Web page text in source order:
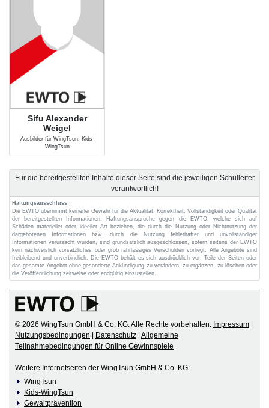
Sifu Alexander
Weigel
Ausbilder für WingTsun, Kids-
WingTsun
Für die bereitgestellten Inhalte dieser Seite sind die jeweiligen Schulleiter
verantwortlich!
Haftungsausschluss:
Die EWTO übernimmt keinerlei Gewähr für die Aktualität, Korrektheit, Vollständigkeit oder Qualität
der bereitgestellten Informationen. Haftungsansprüche gegen die EWTO, welche sich auf
Schäden materieller oder ideeller Art beziehen, die durch die Nutzung oder Nichtnutzung der
dargebotenen Informationen bzw. durch die Nutzung fehlerhafter und unvollständiger
Informationen verursacht wurden, sind grundsätzlich ausgeschlossen, sofern seitens der EWTO
kein nachweislich vorsätzliches oder grob fahrlässiges Verschulden vorliegt. Alle Angebote sind
freibleibend und unverbindlich. Die EWTO behält es sich ausdrücklich vor, Teile der Seiten oder
das gesamte Angebot ohne gesonderte Ankündigung zu verändern, zu ergänzen, zu löschen oder
die Veröffentlichung zeitweise oder endgültig einzustellen.
© 2026 WingTsun GmbH & Co. KG. Alle Rechte vorbehalten. Impressum |
Nutzungsbedingungen | Datenschutz | Allgemeine
Teilnahmebedingungen für Online Gewinnspiele
Weitere Internetseiten der WingTsun GmbH & Co. KG:
WingTsun
Kids-WingTsun
Gewaltprävention